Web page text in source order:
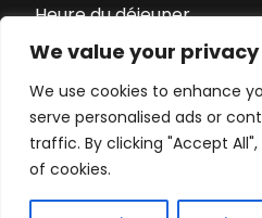
We value your privacy
We use cookies to enhance
serve personalised ads or
traffic. By clicking "Accept
of cookies.
Heure du déjeuner
Dimanche